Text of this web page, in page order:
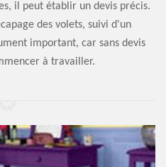
il peut établir un devis précis.
des volets, suivi d'un
important, car sans devis
à travailler.